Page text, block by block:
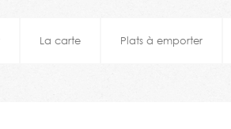
La carte Plats à emporter